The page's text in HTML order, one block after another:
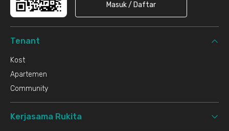
Masuk / Daftar
Tenant
Kost
Apartemen
Community
Kerjasama Rukita